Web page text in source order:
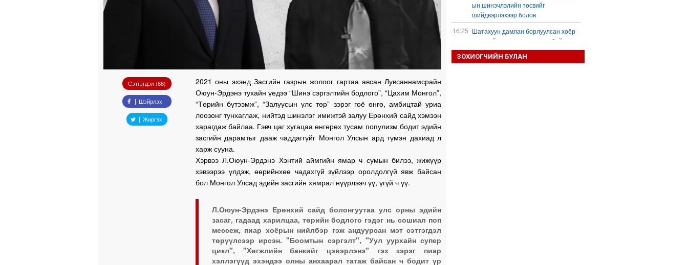
Сэтгэгдэл (86)
Шэйрлэх
Жиргэх
2021 оны эхэнд Засгийн газрын жолоог гартаа авсан Лувсаннамсрайн
Оюун-Эрдэнэ тухайн үедээ “Шинэ сэргэлтийн бодлого”, “Цахим Монгол”,
“Төрийн бүтээмж”, “Залуусын улс төр” зэрэг гоё өнгө, амбицтай уриа
лоозонг тунхаглаж, нийтэд шинэлэг имижтэй залуу Ерөнхий сайд хэмээн
харагдаж байлаа. Гэвч цаг хугацаа өнгөрөх тусам популизм бодит эдийн
засгийн дарамтыг дааж чаддаггүйг Монгол Улсын ард түмэн дахиад л
харж сууна.
Хэрвээ Л.Оюун-Эрдэнэ Хэнтий аймгийн ямар ч сумын билээ, жижүүр
хэвээрээ үлдэж, өөрийнхөө чадахгүй зүйлээр оролдолгүй явж байсан
бол Монгол Улсад эдийн засгийн хямрал нүүрлээч үү, үгүй ч үү.
Л.Оюун-Эрдэнэ Ерөнхий сайд болонгуутаа улс орны эдийн
засаг, гадаад харилцаа, төрийн бодлого гэдэг нь сошиал поп
мессеж, пиар хоёрын нийлбэр гэж андуурсан мэт сэтгэгдэл
төрүүлсээр ирсэн. "Боомтын сэргэлт", "Уул уурхайн супер
цикл", "Хөгжлийн банкийг цэвэрлэнэ" гэх зэрэг пиар
хэллэгүүд эхэндээ олны анхаарал татаж байсан ч бодит үр
ын шинэчлэлийн төсвийг
шийдвэрлэхээр болов
16:25 Шатахуун дамлан борлуулсан хоёр
зөрчлийг илрүүлэн шалгаж байна
13:18 “Сэцэн ханы хүлэг” МСУХ-ны 30
ЗОХИОГЧИЙН БУЛАН